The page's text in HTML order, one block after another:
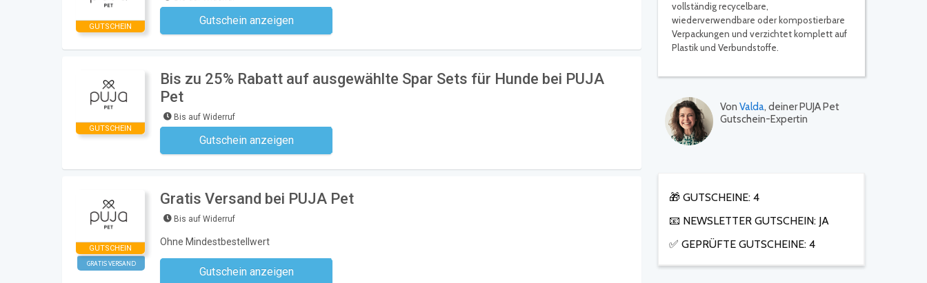
vollständig recycelbare,
wiederverwendbare oder kompostierbare
Verpackungen und verzichtet komplett auf
Plastik und Verbundstoffe.
Von Valda, deiner PUJA Pet
Gutschein-Expertin
🎁 GUTSCHEINE: 4
📧 NEWSLETTER GUTSCHEIN: JA
✅ GEPRÜFTE GUTSCHEINE: 4
GUTSCHEIN Gutschein anzeigen
Kein Code notwendig
GUTSCHEIN
Bis zu 25% Rabatt auf ausgewählte Spar Sets für Hunde bei PUJA
Pet
Bis auf Widerruf
Gutschein anzeigen
Kein Code notwendig
GUTSCHEIN
GRATIS VERSAND
Gratis Versand bei PUJA Pet
Bis auf Widerruf
Ohne Mindestbestellwert
Gutschein anzeigen
Kein Code notwendig